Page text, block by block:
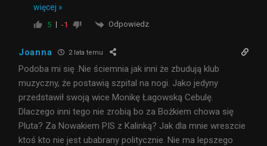
więcej »
5 -1 Odpowiedz
Joanna 2 lata temu
Podoba mi się .Nie ściemnia jak inni że zbudują klub
muzyczny, że postawią szpital na nogi. Jako jedyny
przedstawił swoją wice Monikę Łagowską Cebulę.
Dlaczego inni tego nie zrobią bo za Bożkiem chowa się
Pluta? Za Nowakiem PIS z Kalinką? Jak dla mnie wreszcie
ktoś kto nie jest ubabrany politycznie. Nie ma lepszego